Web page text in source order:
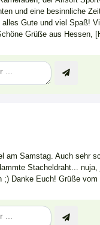
und eine besinnliche
alles Gute und viel Spaß!
Grüße aus Hessen,
am Samstag. Auch sehr
Stacheldraht...
;) Danke Euch! Grüße vom